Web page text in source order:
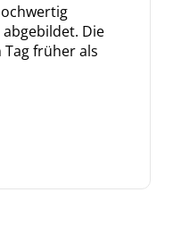
Die
früher als